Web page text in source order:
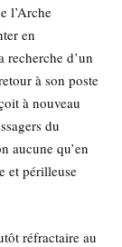
l’Arche
en
d’un
à son poste
à nouveau
du
aucune qu’en
et périlleuse
réfractaire au